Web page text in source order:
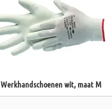
Werkhandschoenen wit, maat M